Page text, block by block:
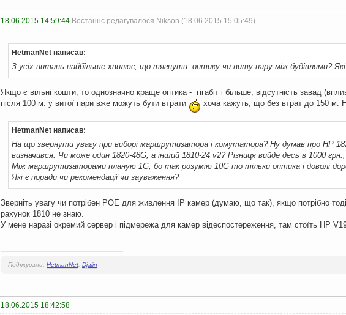
18.06.2015 14:59:44 Востаннє редагувалося Nikson (18.06.2015 15:05:49)
HetmanNet написав:
З усіх питань найбільше хвилює, що тягнути: оптику чи виту пару між будівлями?
Якщо є вільні кошти, то однозначно краще оптика - гігабіт і більше, відсутність завад
після 100 м. у витої пари вже можуть бути втрати
хоча кажуть, що без втрат до 150 м.
HetmanNet написав:
На що звернути увагу при виборі маршрутизатора і комутатора? Ну думав про HP
визначився. Чи може один 1820-48G, а інший 1810-24 v2? Різниця вийде десь в 1000
Між маршрутизаторами планую 1G, бо так розумію 10G то тільки оптика і доволі
Які є поради чи рекомендації чи зауваження?
Зверніть увагу чи потрібен РОЕ для живлення ІР камер (думаю, що так), якщо потрібно
рахунок 1810 не знаю.
У мене наразі окремий сервер і підмережа для камер відеспостереження, там стоїть HP
Подякували: HetmanNet Djalin
18.06.2015 18:42:58